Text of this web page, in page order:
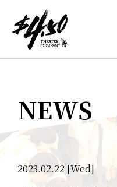
NEWS
2023.02.22 [Wed]